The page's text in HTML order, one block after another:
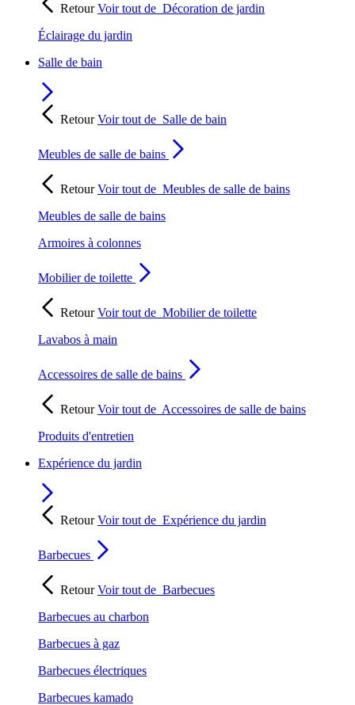
RetourVoir tout de Décoration de jardin
Éclairage du jardin
Salle de bain
RetourVoir tout de Salle de bain
Meubles de salle de bains
RetourVoir tout de Meubles de salle de bains
Meubles de salle de bains
Armoires à colonnes
Mobilier de toilette
RetourVoir tout de Mobilier de toilette
Lavabos à main
Accessoires de salle de bains
RetourVoir tout de Accessoires de salle de bains
Produits d'entretien
Expérience du jardin
RetourVoir tout de Expérience du jardin
Barbecues
RetourVoir tout de Barbecues
Barbecues au charbon
Barbecues à gaz
Barbecues électriques
Barbecues kamado